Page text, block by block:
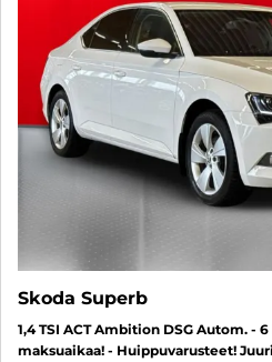
Skoda Superb
1,4 TSI ACT Ambition DSG Autom.
maksuaikaa! - Huippuvarusteet!